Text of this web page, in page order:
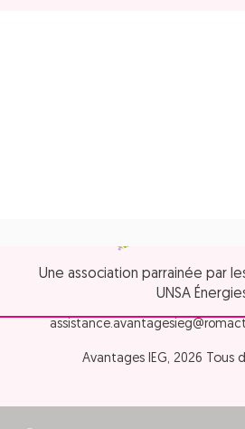
Une association parrainée par
UNSA
Avantages IEG, 2026 Tous